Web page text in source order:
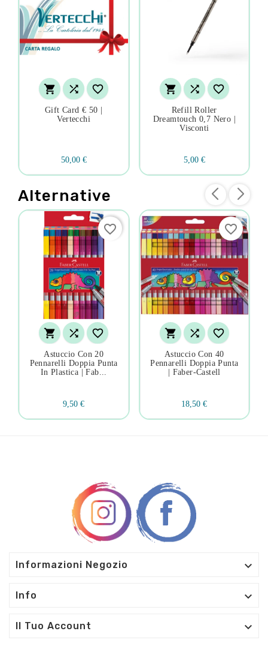
  
Gift Card € 50 |
Vertecchi
50,00 €
  
Refill Roller
Dreamtouch 0,7 Nero |
Visconti
5,00 €
Alternative
  
Astuccio Con 20
Pennarelli Doppia Punta
In Plastica | Fab...
9,50 €
favorite_border
  
Astuccio Con 40
Pennarelli Doppia Punta
| Faber-Castell
18,50 €
favorite_border
Informazioni Negozio 
Info 
Il Tuo Account 